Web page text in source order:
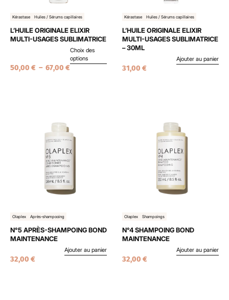
Kérastase Huiles / Sérums capillaires
L’HUILE ORIGINALE ELIXIR
MULTI-USAGES SUBLIMATRICE
50,00 € – 67,00 €
Choix des
options
Kérastase Huiles / Sérums capillaires
L’HUILE ORIGINALE ELIXIR
MULTI-USAGES SUBLIMATRICE
– 30ML
31,00 €
Ajouter au panier
Olaplex Après-shampooing
N°5 APRÈS-SHAMPOING BOND
MAINTENANCE
32,00 €
Ajouter au panier
Olaplex Shampoings
N°4 SHAMPOING BOND
MAINTENANCE
32,00 €
Ajouter au panier